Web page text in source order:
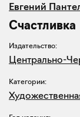
Евгений
Счастливка
Издательство:
Центрально-
Категории: